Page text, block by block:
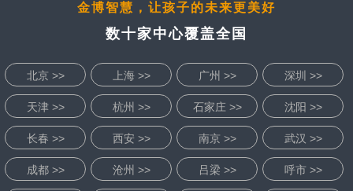
金博智慧，让孩子的未来更美好
数十家中心覆盖全国
北京 >> 上海 >> 广州 >> 深圳 >>
天津 >> 杭州 >> 石家庄 >> 沈阳 >>
长春 >> 西安 >> 南京 >> 武汉 >>
成都 >> 沧州 >> 吕梁 >> 呼市 >>